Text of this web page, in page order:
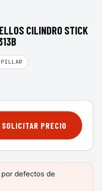
CILINDRO STICK
SOLICITAR PRECIO
por defectos de